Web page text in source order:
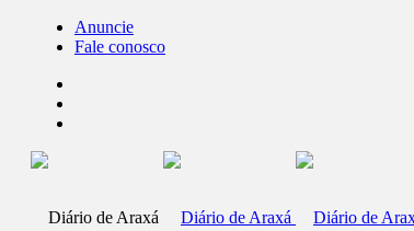
Anuncie
Fale conosco